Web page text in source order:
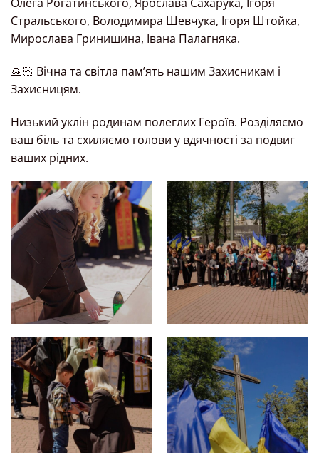
Стральського, Володимира Шевчука, Ігоря Штойка,
Мирослава Гринишина, Івана Палагняка.
🙏🏻 Вічна та світла пам’ять нашим Захисникам і
Захисницям.
Низький уклін родинам полеглих Героїв. Розділяємо
ваш біль та схиляємо голови у вдячності за подвиг
ваших рідних.